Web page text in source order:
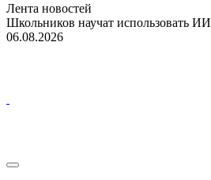
Лента новостей
Школьников научат использовать ИИ
06.08.2026